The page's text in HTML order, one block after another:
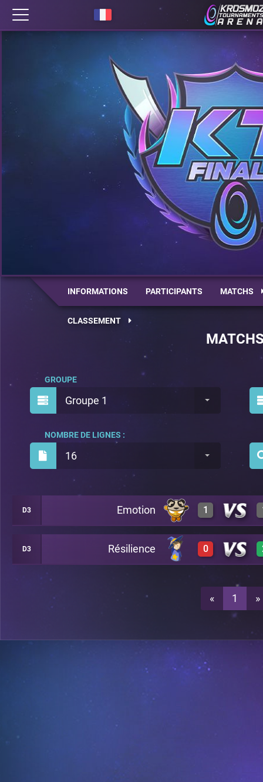
INFORMATIONS PARTICIPANTS MATCHS
CLASSEMENT
Groupe 1
GROUPE
16
NOMBRE DE LIGNES :
D3 Emotion 1
3 A25
A25
D3 Résilience 0
A25
« 1 »